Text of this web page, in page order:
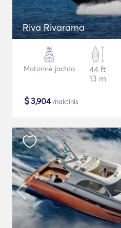
Riva Rivarama
Motorinė jachta
44 ft
13 m
$3,904/naktinis